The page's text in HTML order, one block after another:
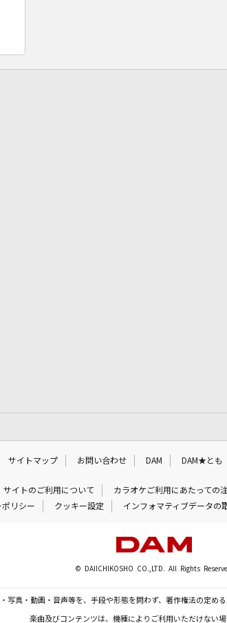
サイトマップ お問い合わせ DAM DAM★とも
サイトのご利用について カラオケご利用にあたっての
リシー
クッキー設定 インフォマティブデータの
© DAIICHIKOSHO CO.,LTD. All Rights
写真・動画・音声等を、手段や形態を問わず、著作権法の定め
楽曲及びコンテンツは、機種によりご利用いただけない場